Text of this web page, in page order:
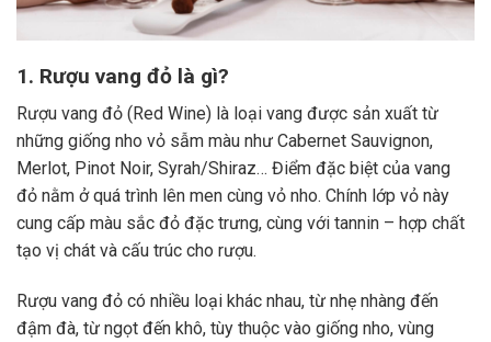
1. Rượu vang đỏ là gì?
Rượu vang đỏ (Red Wine) là loại vang được sản xuất từ
những giống nho vỏ sẫm màu như Cabernet Sauvignon,
Merlot, Pinot Noir, Syrah/Shiraz… Điểm đặc biệt của vang
đỏ nằm ở quá trình lên men cùng vỏ nho. Chính lớp vỏ này
cung cấp màu sắc đỏ đặc trưng, cùng với tannin – hợp chất
tạo vị chát và cấu trúc cho rượu.
Rượu vang đỏ có nhiều loại khác nhau, từ nhẹ nhàng đến
đậm đà, từ ngọt đến khô, tùy thuộc vào giống nho, vùng